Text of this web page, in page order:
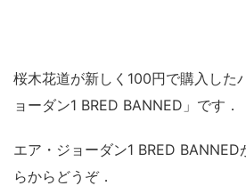
桜木花道が新しく100円で購入した
ョーダン1 BRED BANNED」です．
エア・ジョーダン1 BRED
らからどうぞ．